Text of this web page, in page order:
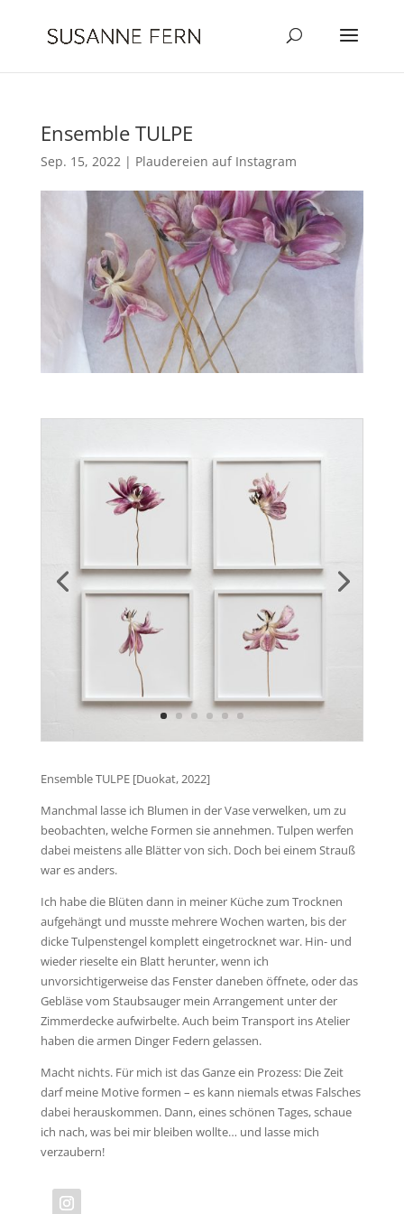
Ensemble TULPE
Sep. 15, 2022| Plaudereien auf Instagram
Ensemble TULPE [Duokat, 2022]
Manchmal lasse ich Blumen in der Vase verwelken, um zu
beobachten, welche Formen sie annehmen. Tulpen werfen
dabei meistens alle Blätter von sich. Doch bei einem Strauß
war es anders.
Ich habe die Blüten dann in meiner Küche zum Trocknen
aufgehängt und musste mehrere Wochen warten, bis der
dicke Tulpenstengel komplett eingetrocknet war. Hin- und
wieder rieselte ein Blatt herunter, wenn ich
unvorsichtigerweise das Fenster daneben öffnete, oder das
Gebläse vom Staubsauger mein Arrangement unter der
Zimmerdecke aufwirbelte. Auch beim Transport ins Atelier
haben die armen Dinger Federn gelassen.
Macht nichts. Für mich ist das Ganze ein Prozess: Die Zeit
darf meine Motive formen – es kann niemals etwas Falsches
dabei herauskommen. Dann, eines schönen Tages, schaue
ich nach, was bei mir bleiben wollte… und lasse mich
verzaubern!